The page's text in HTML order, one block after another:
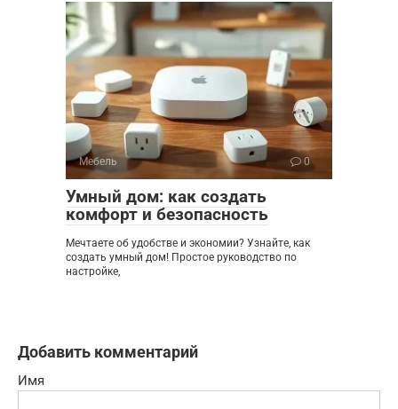
Мебель 0
Умный дом: как создать
комфорт и безопасность
Мечтаете об удобстве и экономии? Узнайте, как
создать умный дом! Простое руководство по
настройке,
Добавить комментарий
Имя